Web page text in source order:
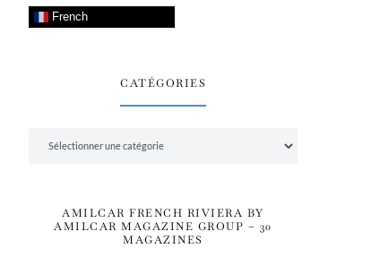
French
CATÉGORIES
AMILCAR FRENCH RIVIERA BY
AMILCAR MAGAZINE GROUP – 30
MAGAZINES